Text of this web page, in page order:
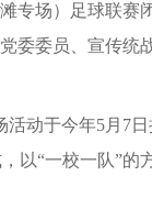
专场）足球联赛
委委员、宣传统
动于今年5月7
以“一校一队”的